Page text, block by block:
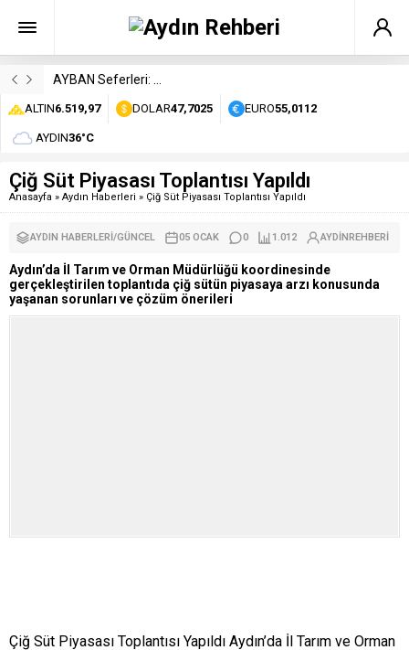
ALTIN6.519,97 DOLAR47,7025 EURO55,0112
AYDIN36°C
Çiğ Süt Piyasası Toplantısı Yapıldı
Anasayfa » Aydın Haberleri » Çiğ Süt Piyasası Toplantısı Yapıldı
AYDIN HABERLERI/GÜNCEL 05 OCAK 0 1.012 AYDINREHBERI
Aydın’da İl Tarım ve Orman Müdürlüğü koordinesinde
gerçekleştirilen toplantıda çiğ sütün piyasaya arzı konusunda
yaşanan sorunları ve çözüm önerileri
Çiğ Süt Piyasası Toplantısı Yapıldı Aydın’da İl Tarım ve Orman